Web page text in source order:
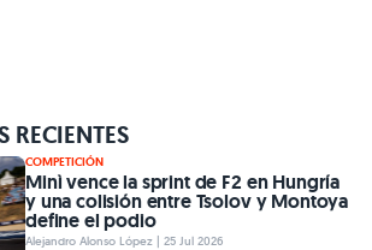
RECIENTES
COMPETICIÓN
Minì vence la sprint de F2 en Hungría
y una colisión entre Tsolov y Montoya
define el podio
Alejandro Alonso López | 25 Jul 2026